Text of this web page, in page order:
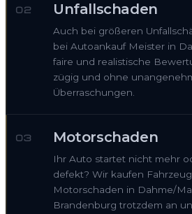
02 Unfallschaden
Auch bei größeren
bei Autoankauf Meister in
faire und realistische
zügig und ohne
Überraschungen.
03 Motorschaden
Ihr Auto startet nicht mehr
defekt? Wir kaufen
Motorschaden in Dahme/
Brandenburg trotzdem an